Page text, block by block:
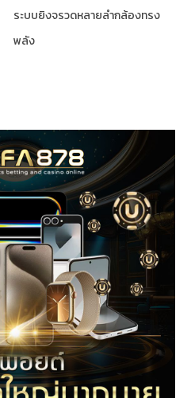
ระบบยิงจรวดหลายลำกล้องทรง
พลัง